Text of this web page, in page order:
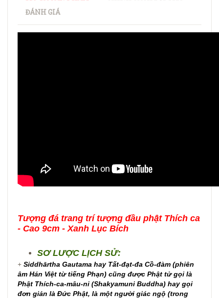
ĐÁNH GIÁ
Tượng đá trang trí tượng đầu phật Thích ca
- Cao 9cm - Xanh Lục Bích
SƠ LƯỢC LỊCH SỬ:
+ Siddhārtha Gautama hay Tất-đạt-đa Cồ-đàm (phiên
âm Hán Việt từ tiếng Phạn) cũng được Phật tử gọi là
Phật Thích-ca-mâu-ni (Shakyamuni Buddha) hay gọi
đơn giản là Đức Phật, là một người giác ngộ (trong